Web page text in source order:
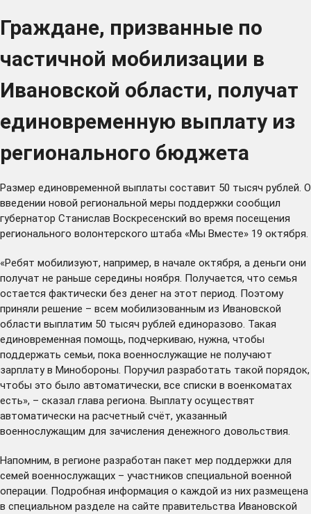
Граждане, призванные по
частичной мобилизации в
Ивановской области, получат
единовременную выплату из
регионального бюджета
Размер единовременной выплаты составит 50 тысяч рублей. О
введении новой региональной меры поддержки сообщил
губернатор Станислав Воскресенский во время посещения
регионального волонтерского штаба «Мы Вместе» 19 октября.
«Ребят мобилизуют, например, в начале октября, а деньги они
получат не раньше середины ноября. Получается, что семья
остается фактически без денег на этот период. Поэтому
приняли решение – всем мобилизованным из Ивановской
области выплатим 50 тысяч рублей единоразово. Такая
единовременная помощь, подчеркиваю, нужна, чтобы
поддержать семьи, пока военнослужащие не получают
зарплату в Минобороны. Поручил разработать такой порядок,
чтобы это было автоматически, все списки в военкоматах
есть», – сказал глава региона. Выплату осуществят
автоматически на расчетный счёт, указанный
военнослужащим для зачисления денежного довольствия.
Напомним, в регионе разработан пакет мер поддержки для
семей военнослужащих – участников специальной военной
операции. Подробная информация о каждой из них размещена
в специальном разделе на сайте правительства Ивановской